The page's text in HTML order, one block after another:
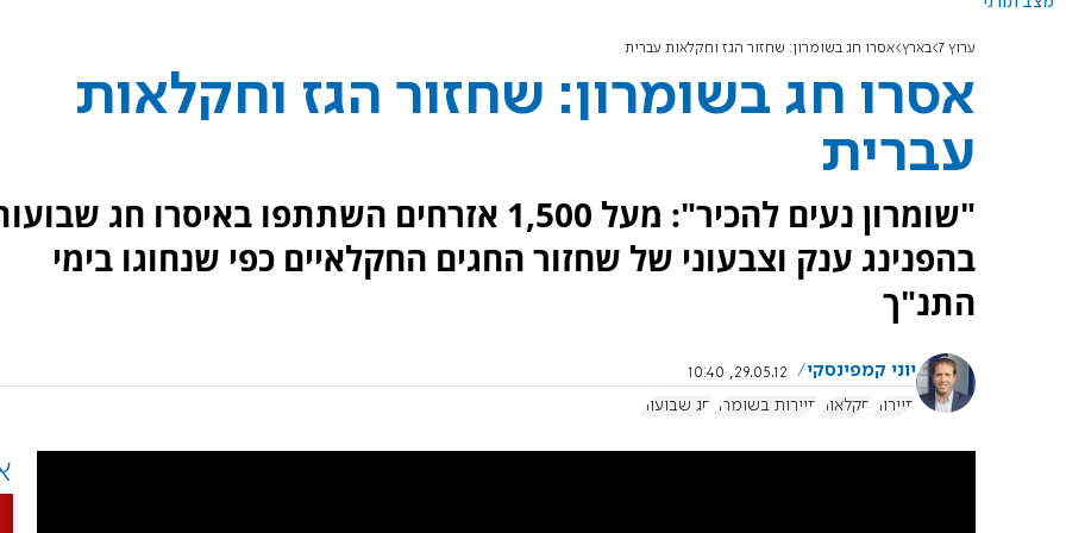
ערוץ 7 בארץ אסרו חג בשומרון: שחזור הגז וחקלאות עברית
אסרו חג בשומרון: שחזור הגז וחקלאות
עברית
"שומרון נעים להכיר": מעל 1,500 אזרחים השתתפו באיסרו חג
בהפנינג ענק וצבעוני של שחזור החגים החקלאיים כפי שנחוגו בימי
התנ"ך
יוני קמפינסקי
29.05.12, 10:40
תיירות
חקלאות תיירות בשומרון חג שבועות